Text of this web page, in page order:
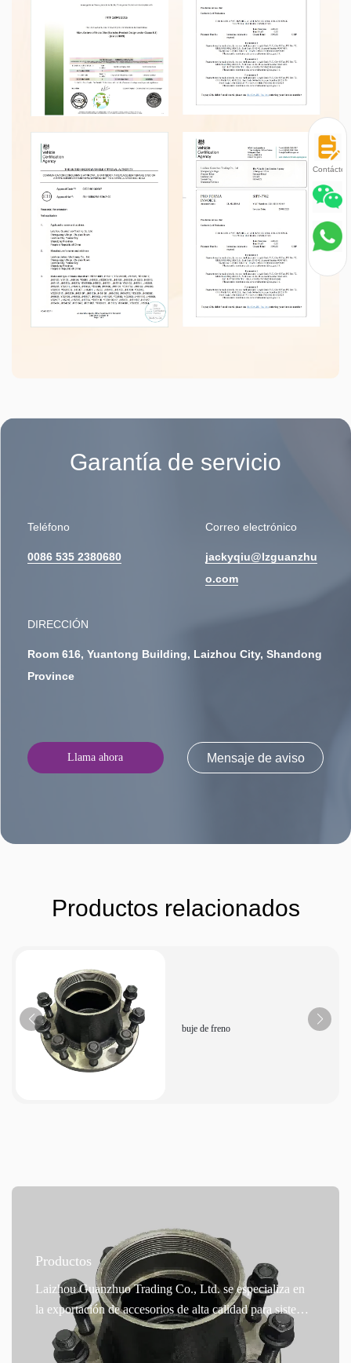
Garantía de servicio
Teléfono
0086 535 2380680
Correo electrónico
jackyqiu@lzguanzhu
o.com
DIRECCIÓN
Room 616, Yuantong Building, Laizhou City, Shandong
Province
Llama ahora Mensaje de aviso
Productos relacionados
buje de freno
Productos
Laizhou Guanzhuo Trading Co., Ltd. se especializa en
la exportación de accesorios de alta calidad para sistemas
de frenos automotrices. Su producto principal, los cubos
de freno de hierro fundido, se fabrican con precisión